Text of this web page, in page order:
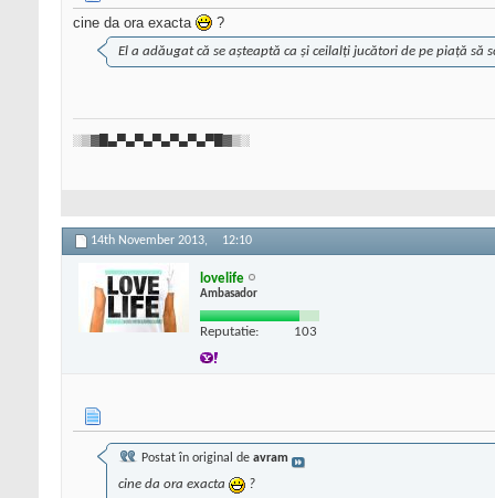
cine da ora exacta ?
El a adăugat că se așteaptă ca și ceilalți jucători de pe piață să
░▒▓█▄▀▄▀▄▀▄▀▄▀▄▀█▓▒░
14th November 2013, 12:10
lovelife
Ambasador
Reputatie: 103
Postat în original de avram
cine da ora exacta ?